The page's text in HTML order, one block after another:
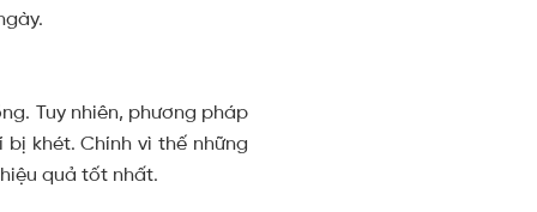
Tuy nhiên, phương pháp
khét. Chính vì thế những
quả tốt nhất.